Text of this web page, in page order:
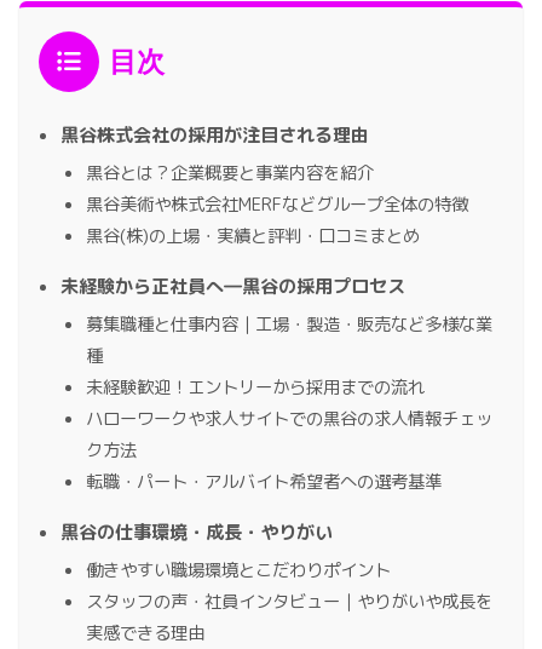
目次
黒谷株式会社の採用が注目される理由
黒谷とは？企業概要と事業内容を紹介
黒谷美術や株式会社MERFなどグループ全体の特徴
黒谷(株)の上場・実績と評判・口コミまとめ
未経験から正社員へ―黒谷の採用プロセス
募集職種と仕事内容｜工場・製造・販売など多様な業
種
未経験歓迎！エントリーから採用までの流れ
ハローワークや求人サイトでの黒谷の求人情報チェッ
ク方法
転職・パート・アルバイト希望者への選考基準
黒谷の仕事環境・成長・やりがい
働きやすい職場環境とこだわりポイント
スタッフの声・社員インタビュー｜やりがいや成長を
実感できる理由